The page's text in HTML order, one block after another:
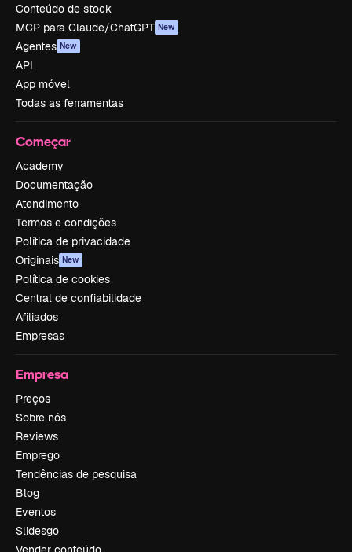
Conteúdo de stock
MCP para Claude/ChatGPT New
Agentes New
API
App móvel
Todas as ferramentas
Começar
Academy
Documentação
Atendimento
Termos e condições
Política de privacidade
Originais New
Política de cookies
Central de confiabilidade
Afiliados
Empresas
Empresa
Preços
Sobre nós
Reviews
Emprego
Tendências de pesquisa
Blog
Eventos
Slidesgo